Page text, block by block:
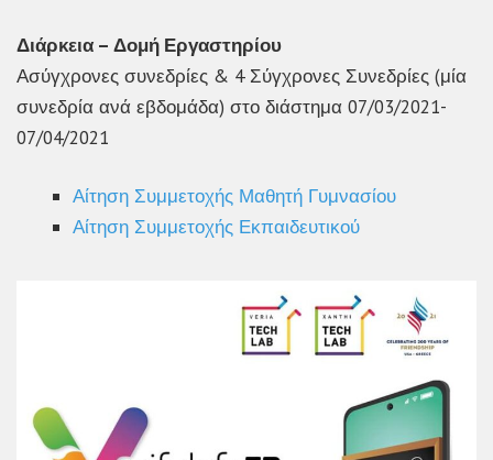
Διάρκεια – Δομή Εργαστηρίου
Ασύγχρονες συνεδρίες & 4 Σύγχρονες Συνεδρίες (μία
συνεδρία ανά εβδομάδα) στο διάστημα 07/03/2021-
07/04/2021
Αίτηση Συμμετοχής Μαθητή Γυμνασίου
Αίτηση Συμμετοχής Εκπαιδευτικού